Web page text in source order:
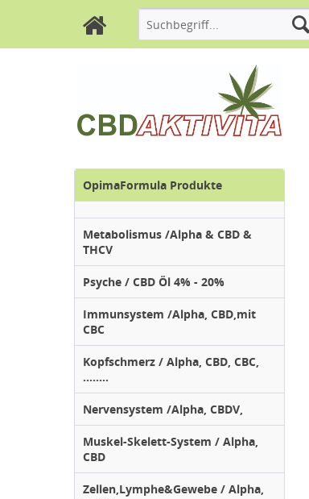
OpimaFormula Produkte
Metabolismus /Alpha & CBD &
THCV
Psyche / CBD Öl 4% - 20%
Immunsystem /Alpha, CBD,mit
CBC
Kopfschmerz / Alpha, CBD, CBC,
........
Nervensystem /Alpha, CBDV,
Muskel-Skelett-System / Alpha,
CBD
Zellen,Lymphe&Gewebe / Alpha,